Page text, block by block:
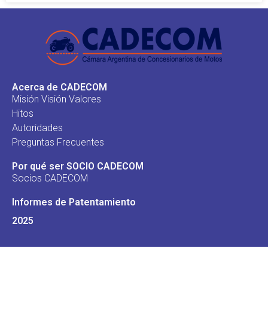
Acerca de CADECOM
Misión Visión Valores
Hitos
Autoridades
Preguntas Frecuentes
Por qué ser SOCIO CADECOM
Socios CADECOM
Informes de Patentamiento
2025